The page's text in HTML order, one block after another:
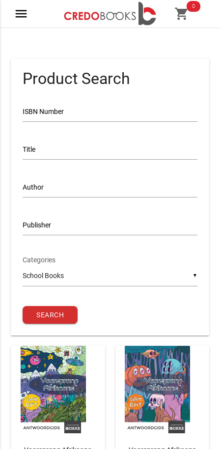
menu shopping_cart
0
Product Search
ISBN Number
Title
Author
Publisher
Categories
▼
SEARCH